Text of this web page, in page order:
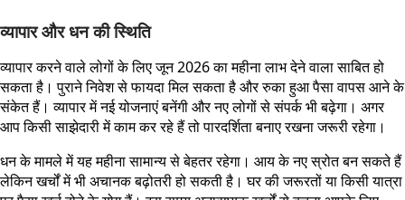
व्यापार और धन की स्थिति
व्यापार करने वाले लोगों के लिए जून 2026 का महीना लाभ देने वाला साबित हो
सकता है। पुराने निवेश से फायदा मिल सकता है और रुका हुआ पैसा वापस आने के
संकेत हैं। व्यापार में नई योजनाएं बनेंगी और नए लोगों से संपर्क भी बढ़ेगा। अगर
आप किसी साझेदारी में काम कर रहे हैं तो पारदर्शिता बनाए रखना जरूरी रहेगा।
धन के मामले में यह महीना सामान्य से बेहतर रहेगा। आय के नए स्रोत बन सकते हैं
लेकिन खर्चों में भी अचानक बढ़ोतरी हो सकती है। घर की जरूरतों या किसी यात्रा